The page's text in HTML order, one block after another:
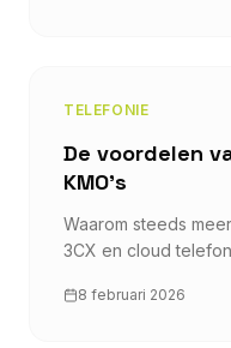
TELEFONIE
De voordelen
KMO's
Waarom steeds
3CX en cloud
8 februari 2026